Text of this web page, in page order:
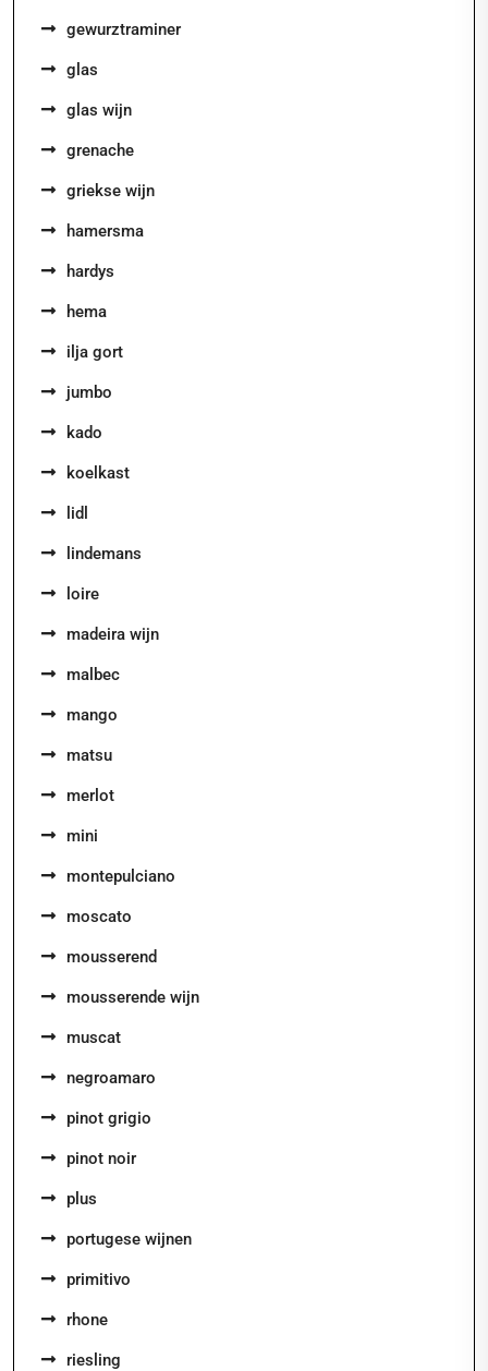
gewurztraminer
glas
glas wijn
grenache
griekse wijn
hamersma
hardys
hema
ilja gort
jumbo
kado
koelkast
lidl
lindemans
loire
madeira wijn
malbec
mango
matsu
merlot
mini
montepulciano
moscato
mousserend
mousserende wijn
muscat
negroamaro
pinot grigio
pinot noir
plus
portugese wijnen
primitivo
rhone
riesling